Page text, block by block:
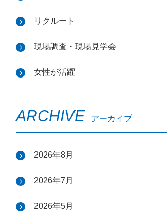
リクルート
現場調査・現場見学会
女性が活躍
ARCHIVE アーカイブ
2026年8月
2026年7月
2026年5月